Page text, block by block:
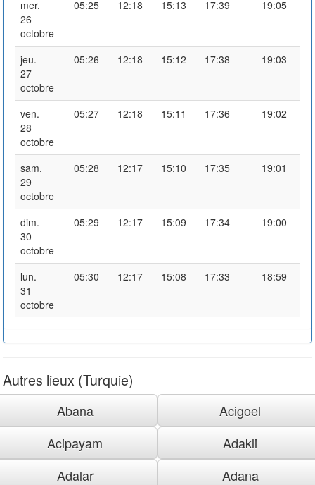
mer.
26
octobre
05:25 12:18 15:13 17:39 19:05
jeu.
27
octobre
05:26 12:18 15:12 17:38 19:03
ven.
28
octobre
05:27 12:18 15:11 17:36 19:02
sam.
29
octobre
05:28 12:17 15:10 17:35 19:01
dim.
30
octobre
05:29 12:17 15:09 17:34 19:00
lun.
31
octobre
05:30 12:17 15:08 17:33 18:59
Autres lieux (Turquie)
Abana
Acigoel
Acipayam
Adakli
Adalar
Adana